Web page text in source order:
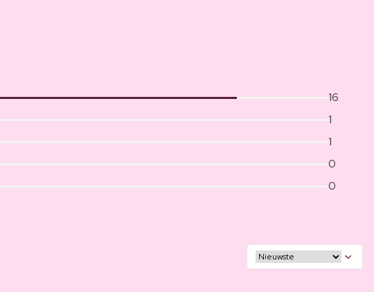
16
1
1
0
0